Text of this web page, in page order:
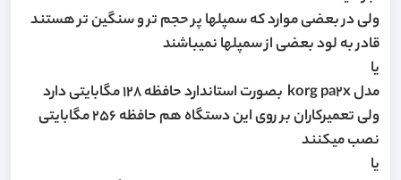
ولی در بعضی موارد که سمپلها پر حجم تر و سنگین تر هستند
قادر به لود بعضی از سمپلها نمیباشند
یا
مدل korg pa2x بصورت استاندارد حافظه 128 مگابایتی دارد
ولی تعمیرکاران بر روی این دستگاه هم حافظه 256 مگابایتی
نصب میکنند
یا